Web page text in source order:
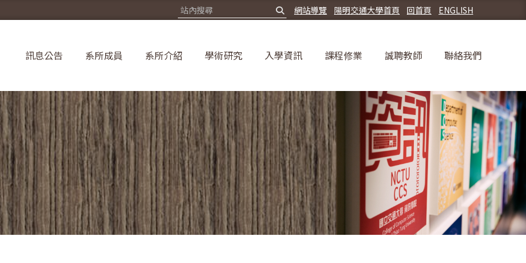
ENGLISH
回首頁
陽明交通大學首頁
網站導覽
訊息公告 系所成員 系所介紹 學術研究 入學資訊 課程修業 誠聘教師 聯絡我們